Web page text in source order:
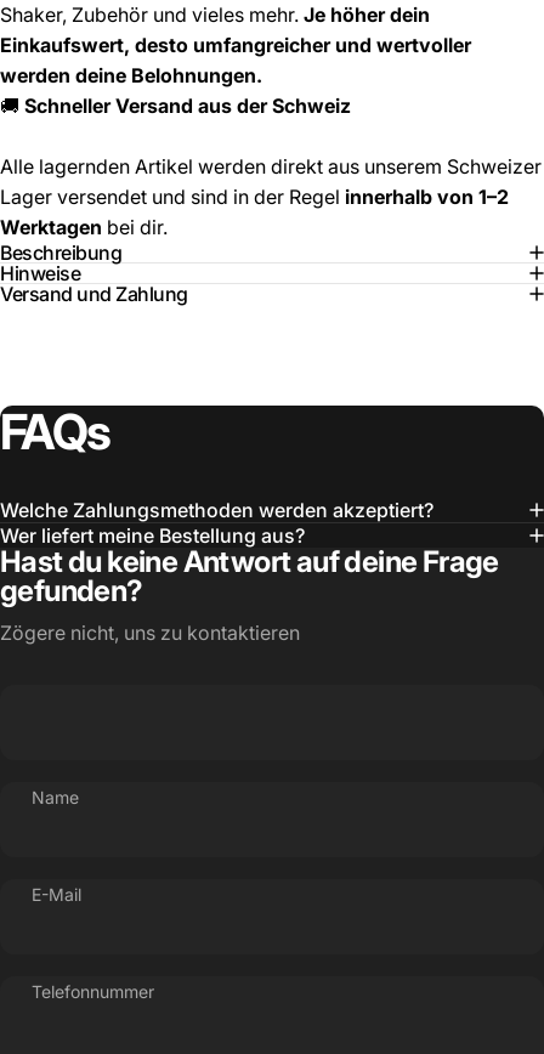
Shaker, Zubehör und vieles mehr. Je höher dein
Einkaufswert, desto umfangreicher und wertvoller
werden deine Belohnungen.
🚚 Schneller Versand aus der Schweiz
Alle lagernden Artikel werden direkt aus unserem Schweizer
Lager versendet und sind in der Regel innerhalb von 1–2
Werktagen bei dir.
Beschreibung
Hinweise
Versand und Zahlung
FAQs
Welche Zahlungsmethoden werden akzeptiert?
Wer liefert meine Bestellung aus?
Hast du keine Antwort auf deine Frage
gefunden?
Zögere nicht, uns zu kontaktieren
Name
E-Mail
Telefonnummer